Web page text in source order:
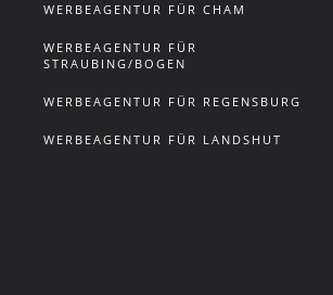
WERBEAGENTUR FÜR CHAM
WERBEAGENTUR FÜR
STRAUBING/BOGEN
WERBEAGENTUR FÜR REGENSBURG
WERBEAGENTUR FÜR LANDSHUT